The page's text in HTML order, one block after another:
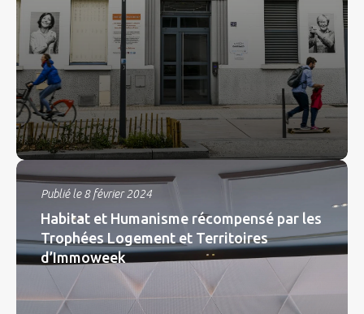
Publié le 8 février 2024
Habitat et Humanisme récompensé par les
Trophées Logement et Territoires
d’Immoweek